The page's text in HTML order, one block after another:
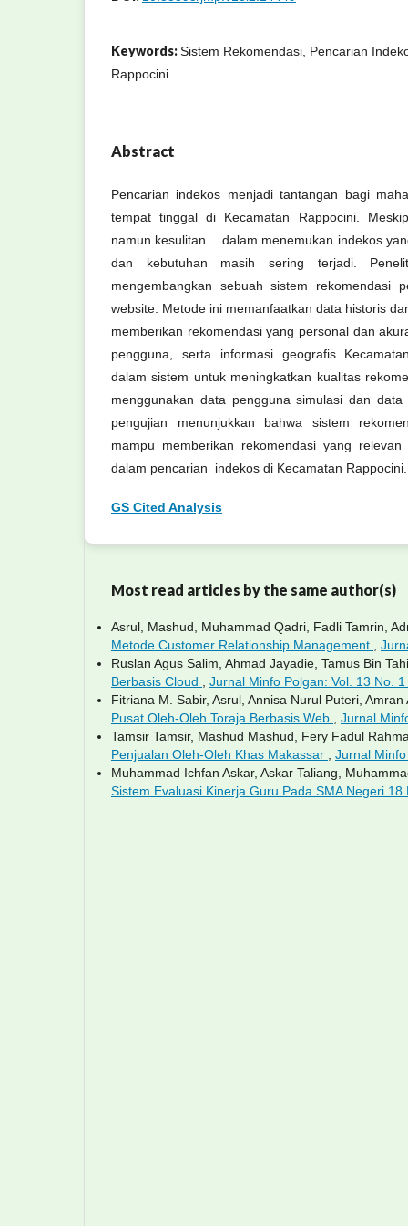
Keywords:Sistem Rekomendasi, Pencarian
Rappocini.
Abstract
Pencarian indekos menjadi tantangan bagi
tempat tinggal di Kecamatan Rappocini.
namun kesulitan dalam menemukan indekos
dan kebutuhan masih sering terjadi.
mengembangkan sebuah sistem rekomendasi
website. Metode ini memanfaatkan data
memberikan rekomendasi yang personal dan
pengguna, serta informasi geografis
dalam sistem untuk meningkatkan kualitas
menggunakan data pengguna simulasi dan
pengujian menunjukkan bahwa sistem
mampu memberikan rekomendasi yang
dalam pencarian indekos di Kecamatan Rappocini.
GS Cited Analysis
Most read articles by the same author(s)
Asrul, Mashud, Muhammad Qadri, Fadli Tamrin,
Metode Customer Relationship Management
Ruslan Agus Salim, Ahmad Jayadie, Tamus Bin
Berbasis Cloud
Jurnal Minfo Polgan: Vol. 13 No.
Fitriana M. Sabir, Asrul, Annisa Nurul Puteri,
Pusat Oleh-Oleh Toraja Berbasis Web
Jurnal
Tamsir Tamsir, Mashud Mashud, Fery Fadul
Penjualan Oleh-Oleh Khas Makassar
Jurnal
Muhammad Ichfan Askar, Askar Taliang,
Sistem Evaluasi Kinerja Guru Pada SMA Negeri